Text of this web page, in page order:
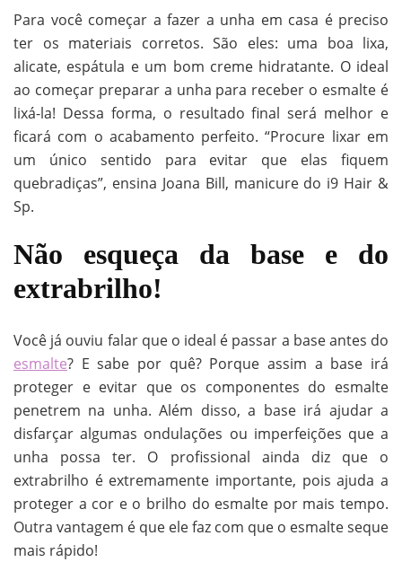
Para você começar a fazer a unha em casa é preciso
ter os materiais corretos. São eles: uma boa lixa,
alicate, espátula e um bom creme hidratante. O ideal
ao começar preparar a unha para receber o esmalte é
lixá-la! Dessa forma, o resultado final será melhor e
ficará com o acabamento perfeito. “Procure lixar em
um único sentido para evitar que elas fiquem
quebradiças”, ensina Joana Bill, manicure do i9 Hair &
Sp.
Não esqueça da base e do
extrabrilho!
Você já ouviu falar que o ideal é passar a base antes do
esmalte? E sabe por quê? Porque assim a base irá
proteger e evitar que os componentes do esmalte
penetrem na unha. Além disso, a base irá ajudar a
disfarçar algumas ondulações ou imperfeições que a
unha possa ter. O profissional ainda diz que o
extrabrilho é extremamente importante, pois ajuda a
proteger a cor e o brilho do esmalte por mais tempo.
Outra vantagem é que ele faz com que o esmalte seque
mais rápido!